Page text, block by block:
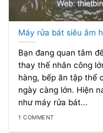
Máy rửa bát siêu âm
Bạn đang quan tâm
thay thế nhân công
hàng, bếp ăn tập thể
ngày càng lớn. Hiện
như máy rửa bát...
1 COMMENT